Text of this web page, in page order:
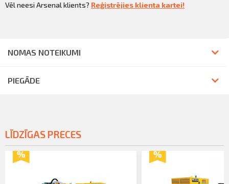
Vēl neesi Arsenal klients? Reģistrējies klienta kartei!
NOMAS NOTEIKUMI
PIEGĀDE
LĪDZĪGAS PRECES